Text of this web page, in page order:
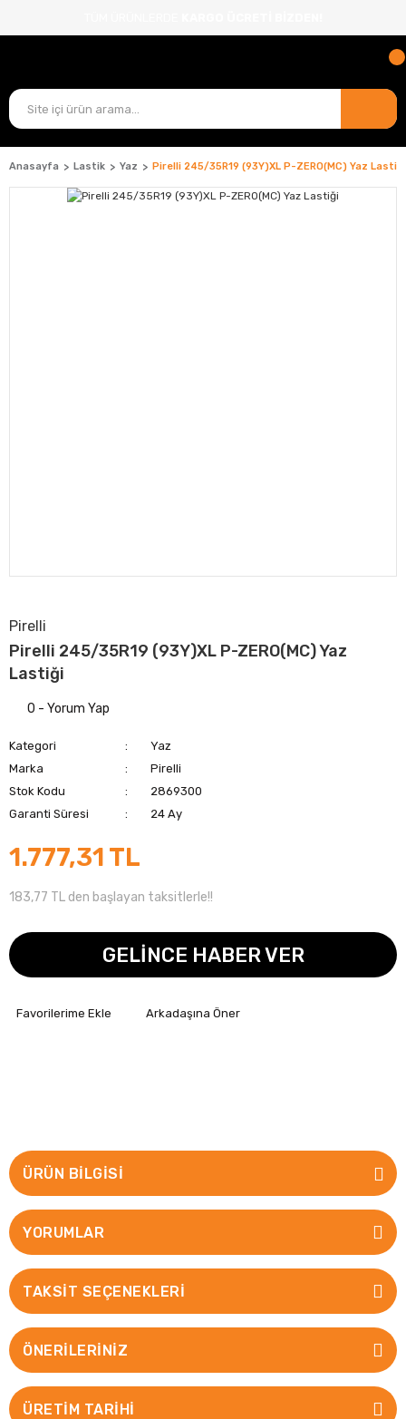
Anasayfa Lastik Yaz Pirelli 245/35R19 (93Y)XL P-ZERO(MC) Yaz Lastiği
Pirelli
Pirelli 245/35R19 (93Y)XL P-ZERO(MC) Yaz
Lastiği
0 - Yorum Yap
Kategori
Yaz
Marka
Pirelli
Stok Kodu
2869300
Garanti Süresi
24 Ay
1.777,31 TL
183,77 TL den başlayan taksitlerle!!
GELİNCE HABER VER
Arkadaşına Öner
ÜRÜN BILGISI
YORUMLAR
TAKSIT SEÇENEKLERI
ÖNERILERINIZ
ÜRETİM TARİHİ